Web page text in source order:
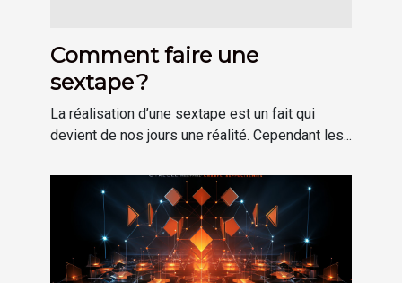
Comment faire une
sextape ?
La réalisation d’une sextape est un fait qui
devient de nos jours une réalité. Cependant les...